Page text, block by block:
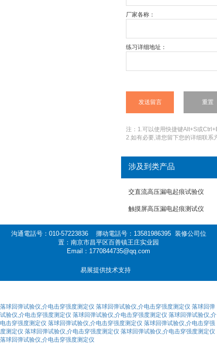
厂家各称：
练习详细地址：
注：1.可以使用快捷键Alt+S或
2.如有必要,请您留下您的详细联系
涉及到类产品
交直流高压漏电起痕试验仪
触摸屏高压漏电起痕测试仪
沟通電話号：010-57223836 挪动電話号：13581986395 装修公司位
置：南京市昌平区百善镇王庄实业园
Email：1770844735@qq.com
易展提供技术支持
落球回弹试验仪,介电击穿强度测定仪 落球回弹试验仪,介电击穿强度测定仪 落球回弹
试验仪,介电击穿强度测定仪 落球回弹试验仪,介电击穿强度测定仪 落球回弹试验仪,介
电击穿强度测定仪 落球回弹试验仪,介电击穿强度测定仪 落球回弹试验仪,介电击穿强
度测定仪 落球回弹试验仪,介电击穿强度测定仪 落球回弹试验仪,介电击穿强度测定仪
落球回弹试验仪,介电击穿强度测定仪